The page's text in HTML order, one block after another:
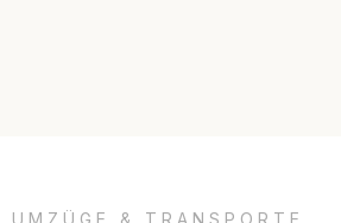
UMZÜGE & TRANSPORTE